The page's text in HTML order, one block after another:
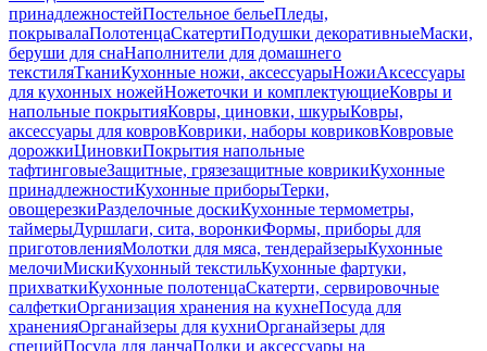
принадлежностейПостельное бельеПледы,
покрывалаПолотенцаСкатертиПодушки декоративныеМаски,
беруши для снаНаполнители для домашнего
текстиляТканиКухонные ножи, аксессуарыНожиАксессуары
для кухонных ножейНожеточки и комплектующиеКовры и
напольные покрытияКовры, циновки, шкурыКовры,
аксессуары для ковровКоврики, наборы ковриковКовровые
дорожкиЦиновкиПокрытия напольные
тафтинговыеЗащитные, грязезащитные коврикиКухонные
принадлежностиКухонные приборыТерки,
овощерезкиРазделочные доскиКухонные термометры,
таймерыДуршлаги, сита, воронкиФормы, приборы для
приготовленияМолотки для мяса, тендерайзерыКухонные
мелочиМискиКухонный текстильКухонные фартуки,
прихваткиКухонные полотенцаСкатерти, сервировочные
салфеткиОрганизация хранения на кухнеПосуда для
храненияОрганайзеры для кухниОрганайзеры для
специйПосуда для ланчаПолки и аксессуары на